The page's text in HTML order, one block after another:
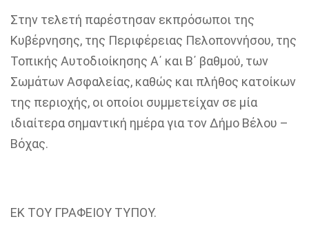
Στην τελετή παρέστησαν εκπρόσωποι της
Κυβέρνησης, της Περιφέρειας Πελοποννήσου, της
Τοπικής Αυτοδιοίκησης Α΄ και Β΄ βαθμού, των
Σωμάτων Ασφαλείας, καθώς και πλήθος κατοίκων
της περιοχής, οι οποίοι συμμετείχαν σε μία
ιδιαίτερα σημαντική ημέρα για τον Δήμο Βέλου –
Βόχας.
ΕΚ ΤΟΥ ΓΡΑΦΕΙΟΥ ΤΥΠΟΥ.